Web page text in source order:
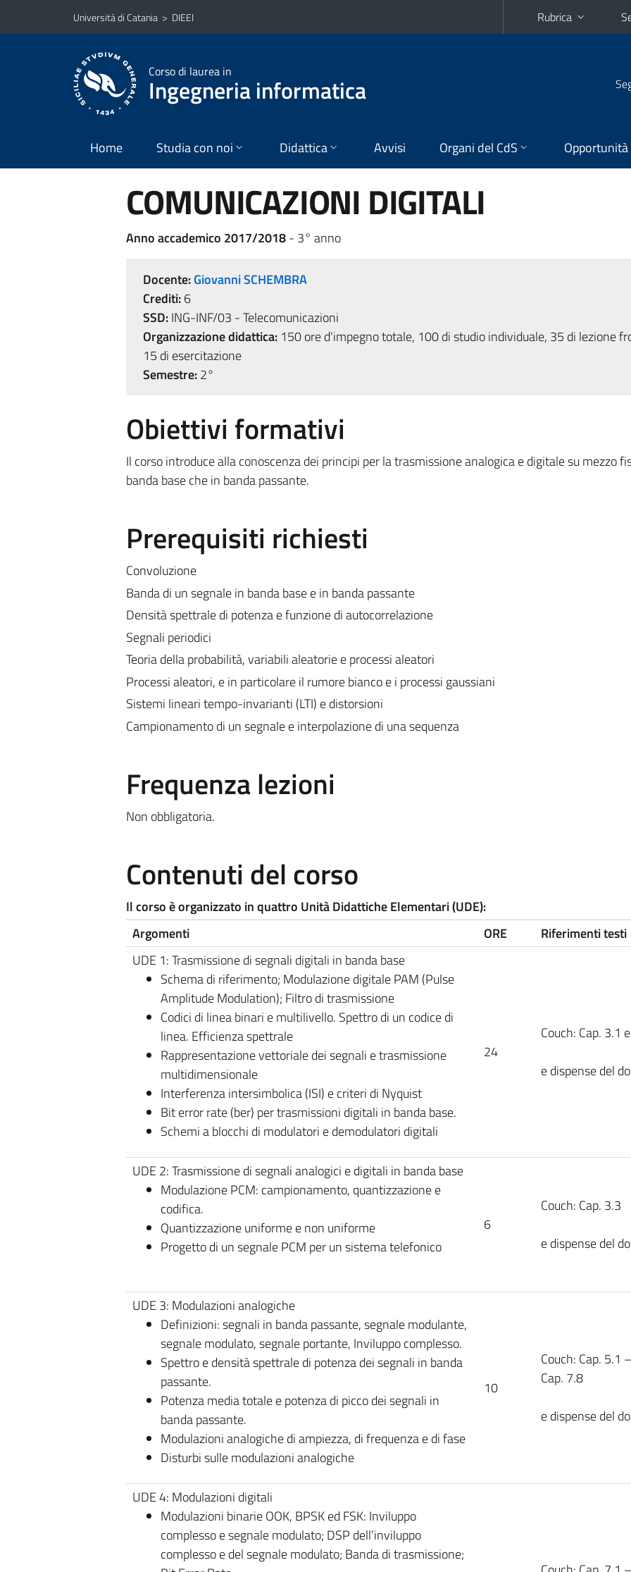
Vai al contenuto principale
Vai al menu di navigazione
Università di Catania > DIEEI Rubrica
Corso di laurea in
Ingegneria informatica
Home Studia con noi Didattica Avvisi Organi del CdS Opportunità
COMUNICAZIONI DIGITALI
Anno accademico 2017/2018- 3° anno
Docente:Giovanni SCHEMBRA
Crediti:6
SSD:ING-INF/03 - Telecomunicazioni
Organizzazione didattica:150 ore d'impegno totale, 100 di studio individuale, 35 di lezione
15 di esercitazione
Semestre:2°
Obiettivi formativi
Il corso introduce alla conoscenza dei principi per la trasmissione analogica e digitale su mezzo
banda base che in banda passante.
Prerequisiti richiesti
Convoluzione
Banda di un segnale in banda base e in banda passante
Densità spettrale di potenza e funzione di autocorrelazione
Segnali periodici
Teoria della probabilità, variabili aleatorie e processi aleatori
Processi aleatori, e in particolare il rumore bianco e i processi gaussiani
Sistemi lineari tempo-invarianti (LTI) e distorsioni
Campionamento di un segnale e interpolazione di una sequenza
Frequenza lezioni
Non obbligatoria.
Contenuti del corso
Il corso è organizzato in quattro Unità Didattiche Elementari (UDE):
Argomenti
ORE
Riferimenti testi
UDE 1: Trasmissione di segnali digitali in banda base
Schema di riferimento; Modulazione digitale PAM (Pulse
Amplitude Modulation); Filtro di trasmissione
Codici di linea binari e multilivello. Spettro di un codice di
linea. Efficienza spettrale
Rappresentazione vettoriale dei segnali e trasmissione
multidimensionale
Interferenza intersimbolica (ISI) e criteri di Nyquist
Bit error rate (ber) per trasmissioni digitali in banda base.
Schemi a blocchi di modulatori e demodulatori digitali
24
Couch: Cap. 3.1
e dispense del
UDE 2: Trasmissione di segnali analogici e digitali in banda base
Modulazione PCM: campionamento, quantizzazione e
codifica.
Quantizzazione uniforme e non uniforme
Progetto di un segnale PCM per un sistema telefonico
6
Couch: Cap. 3.3
e dispense del
UDE 3: Modulazioni analogiche
Definizioni: segnali in banda passante, segnale modulante,
segnale modulato, segnale portante, Inviluppo complesso.
Spettro e densità spettrale di potenza dei segnali in banda
passante.
Potenza media totale e potenza di picco dei segnali in
banda passante.
Modulazioni analogiche di ampiezza, di frequenza e di fase
Disturbi sulle modulazioni analogiche
10
Couch: Cap. 5.1
Cap. 7.8
e dispense del
UDE 4: Modulazioni digitali
Modulazioni binarie OOK, BPSK ed FSK: Inviluppo
complesso e segnale modulato; DSP dell’inviluppo
complesso e del segnale modulato; Banda di trasmissione;